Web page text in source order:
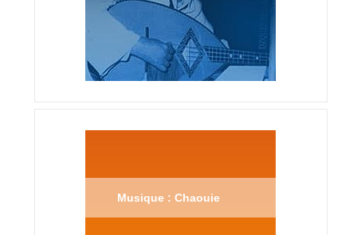
Musique : Chaouie